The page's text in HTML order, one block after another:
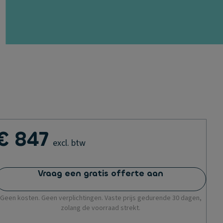
847 excl. btw
Vraag een gratis offerte aan
Geen kosten. Geen verplichtingen. Vaste prijs gedurende 30 dagen,
zolang de voorraad strekt.